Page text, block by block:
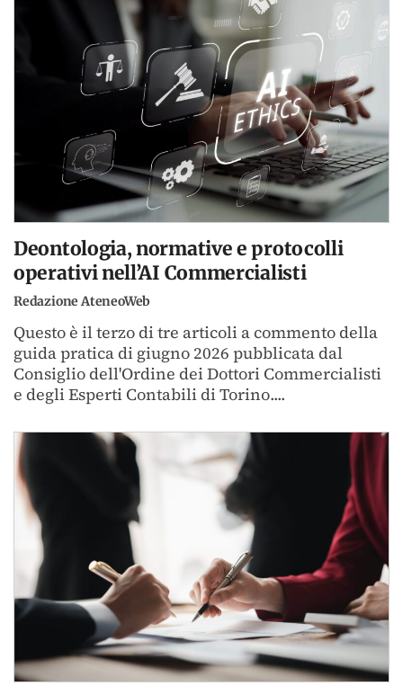
Deontologia, normative e protocolli
operativi nell’AI Commercialisti
Redazione AteneoWeb
Questo è il terzo di tre articoli a commento della
guida pratica di giugno 2026 pubblicata dal
Consiglio dell'Ordine dei Dottori Commercialisti
e degli Esperti Contabili di Torino....